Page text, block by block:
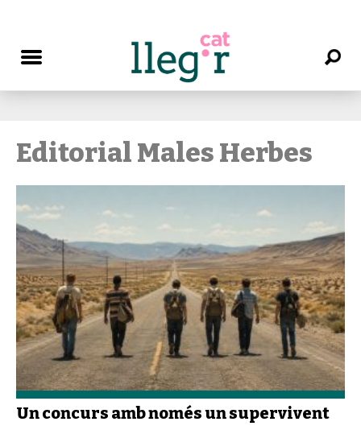
Editorial Males Herbes
Un concurs amb només un supervivent